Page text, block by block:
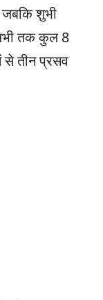
जबकि शुभी
तक कुल 8
से तीन प्रसव